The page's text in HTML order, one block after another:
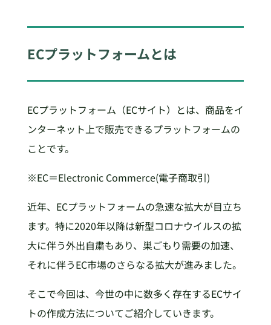
ECプラットフォームとは
ECプラットフォーム（ECサイト）とは、商品をイ
ンターネット上で販売できるプラットフォームの
ことです。
※EC＝Electronic Commerce(電子商取引)
近年、ECプラットフォームの急速な拡大が目立ち
ます。特に2020年以降は新型コロナウイルスの拡
大に伴う外出自粛もあり、巣ごもり需要の加速、
それに伴うEC市場のさらなる拡大が進みました。
そこで今回は、今世の中に数多く存在するECサイ
トの作成方法についてご紹介していきます。